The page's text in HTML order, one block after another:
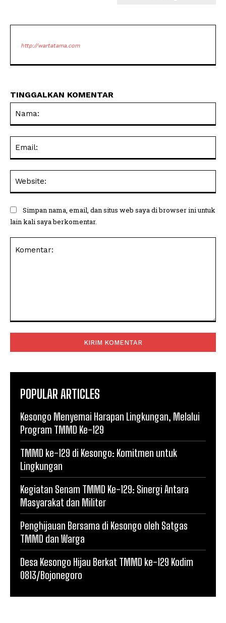
http://wartatama.com
TINGGALKAN KOMENTAR
Simpan nama, email, dan situs web saya di browser ini untuk
lain kali saya berkomentar.
POPULAR ARTICLES
Kesongo Menyemai Harapan Lingkungan, Melalui
Program TMMD Ke-129
TMMD ke-129 di Kesongo: Komitmen untuk
Lingkungan
Kegiatan Senam TMMD Ke-129: Sinergi Antara
Masyarakat dan Militer
Penghijauan Bersama di Kesongo oleh Satgas
TMMD dan Warga
Desa Kesongo Hijau Berkat TMMD ke-129 Kodim
0813/Bojonegoro